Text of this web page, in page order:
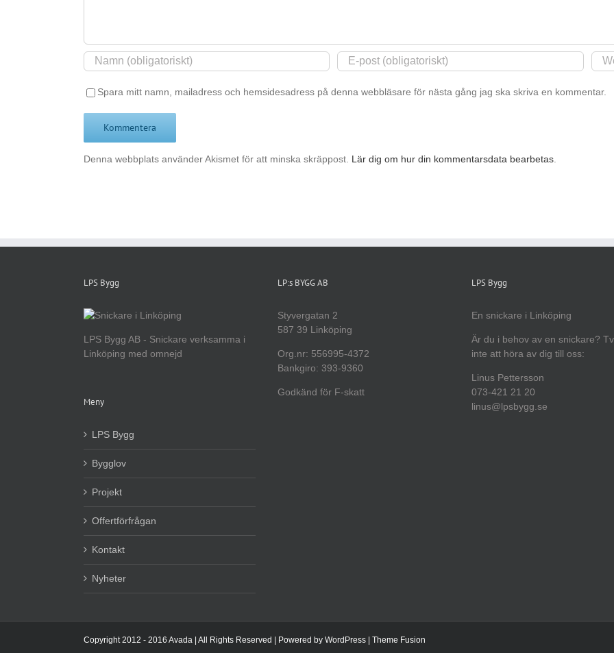
Spara mitt namn, mailadress och hemsidesadress på denna webbläsare för nästa gång jag ska skriva en kommentar.
Denna webbplats använder Akismet för att minska skräppost. Lär dig om hur din kommentarsdata bearbetas
LPS Bygg
LPS Bygg AB - Snickare verksamma i
Linköping med omnejd
Meny
LPS Bygg
Bygglov
Projekt
Offertförfrågan
Kontakt
Nyheter
LP:s BYGG AB
Styvergatan 2
587 39 Linköping
Org.nr: 556995-4372
Bankgiro: 393-9360
Godkänd för F-skatt
LPS Bygg
En snickare i Linköping
Är du i behov av en snickare?
inte att höra av dig till oss:
Linus Pettersson
073-421 21 20
linus@lpsbygg.se
Copyright 2012 - 2016 Avada | All Rights Reserved | Powered by WordPress | Theme Fusion